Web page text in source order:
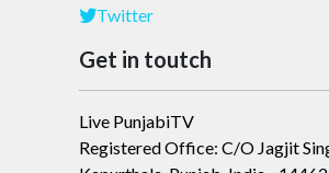
Twitter
Get in toutch
Live PunjabiTV
Registered Office: C/O Jagjit